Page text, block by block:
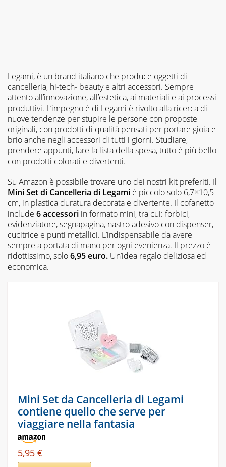
Legami, è un brand italiano che produce oggetti di
cancelleria, hi-tech- beauty e altri accessori. Sempre
attento all’innovazione, all’estetica, ai materiali e ai processi
produttivi. L’impegno è di Legami è rivolto alla ricerca di
nuove tendenze per stupire le persone con proposte
originali, con prodotti di qualità pensati per portare gioia e
brio anche negli accessori di tutti i giorni. Studiare,
prendere appunti, fare la lista della spesa, tutto è più bello
con prodotti colorati e divertenti.
Su Amazon è possibile trovare uno dei nostri kit preferiti. Il
Mini Set di Cancelleria di Legami è piccolo solo 6,7×10,5
cm, in plastica duratura decorata e divertente. Il cofanetto
include 6 accessori in formato mini, tra cui: forbici,
evidenziatore, segnapagina, nastro adesivo con dispenser,
cucitrice e punti metallici. L’indispensabile da avere
sempre a portata di mano per ogni evenienza. Il prezzo è
ridottissimo, solo6,95 euro. Un’idea regalo deliziosa ed
economica.
Mini Set da Cancelleria di Legami
contiene quello che serve per
viaggiare nella fantasia
5,95 €